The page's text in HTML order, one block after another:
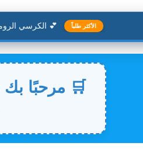
الأكثر طلباً 💕 الكرسي
🛒 مرحبًا